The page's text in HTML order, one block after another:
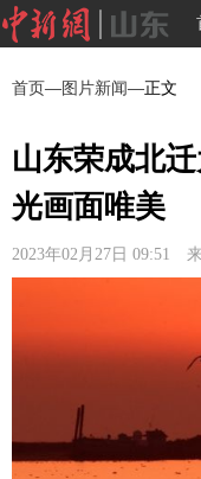
首页—图片新闻—正文
山东荣成北
光画面唯美
2023年02月27日 09:51